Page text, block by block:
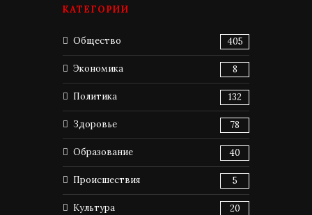
КАТЕГОРИИ
Общество 405
Экономика 8
Политика 132
Здоровье 78
Образование 40
Происшествия 5
Культура 20